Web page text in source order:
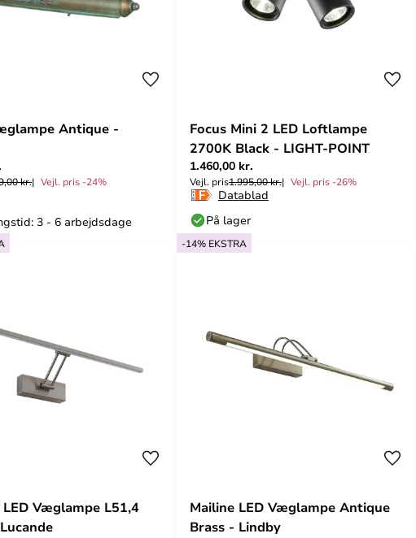
Antique -
kr. Vejl. pris -24%
3 - 6 arbejdsdage
Focus Mini 2 LED Loftlampe
2700K Black - LIGHT-POINT
1.460,00 kr.
Vejl. pris1.995,00 kr. Vejl. pris -26%
Datablad
På lager
Væglampe L51,4
-14% EKSTRA
Mailine LED Væglampe Antique
Brass - Lindby